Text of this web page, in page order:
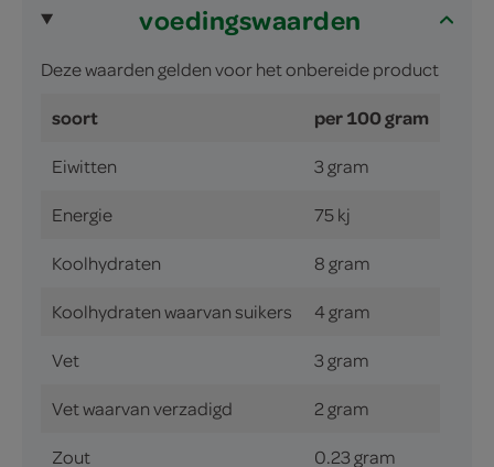
voedingswaarden
Deze waarden gelden voor het onbereide product
soort per 100 gram
Eiwitten 3 gram
Energie 75 kj
Koolhydraten 8 gram
Koolhydraten waarvan suikers 4 gram
Vet 3 gram
Vet waarvan verzadigd 2 gram
Zout 0.23 gram